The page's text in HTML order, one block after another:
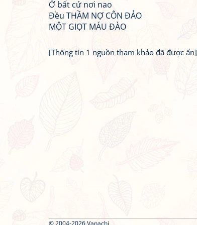
Ở bất cứ nơi nao
Đều THẦM NỢ CÔN ĐẢO
MỘT GIỌT MÁU ĐÀO
[Thông tin 1 nguồn tham khảo đã được ẩn]
© 2004-2026 Vanachi